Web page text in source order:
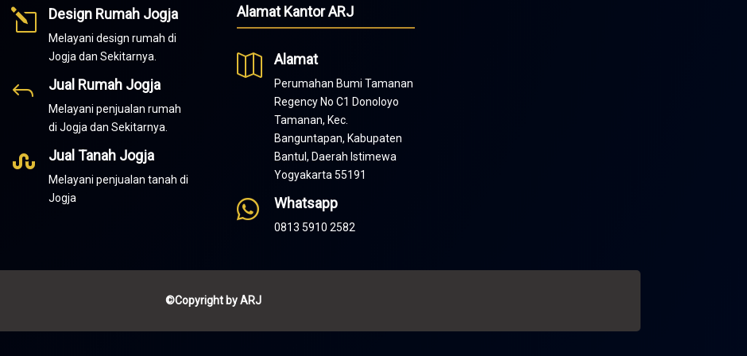
l Design Rumah Jogja
Melayani design rumah di
Jogja dan Sekitarnya.
J Jual Rumah Jogja
Melayani penjualan rumah
di Jogja dan Sekitarnya.
 Jual Tanah Jogja
Melayani penjualan tanah di
Jogja
Alamat Kantor ARJ
 Alamat
Perumahan Bumi Tamanan
Regency No C1 Donoloyo
Tamanan, Kec.
Banguntapan, Kabupaten
Bantul, Daerah Istimewa
Yogyakarta 55191
 Whatsapp
0813 5910 2582
©Copyright by ARJ